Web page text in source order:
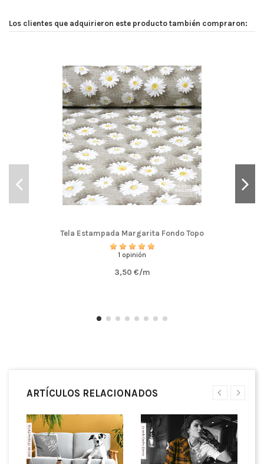
Los clientes que adquirieron este producto también compraron:
Tela Estampada Margarita Fondo Topo
1 opinión
3,50 €/m
ARTÍCULOS RELACIONADOS